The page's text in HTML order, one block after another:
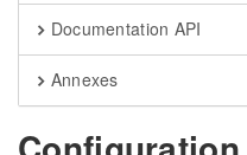
Documentation API
Annexes